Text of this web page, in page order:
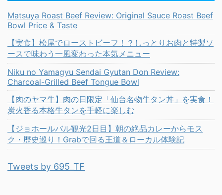
Matsuya Roast Beef Review: Original Sauce Roast Beef
Bowl Price & Taste
【実食】松屋でローストビーフ！？しっとりお肉と特製ソ
ースで味わう一風変わった本気メニュー
Niku no Yamagyu Sendai Gyutan Don Review:
Charcoal-Grilled Beef Tongue Bowl
【肉のヤマ牛】肉の日限定「仙台名物牛タン丼」を実食！
炭火香る本格牛タンを手軽に楽しむ
【ジョホールバル観光2日目】朝の絶品カレーからモス
ク・歴史巡り！Grabで回る王道＆ローカル体験記
Tweets by 695_TF